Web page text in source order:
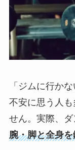
「ジムに行か
不安に思う人
せん。実際、
腕・脚と全身